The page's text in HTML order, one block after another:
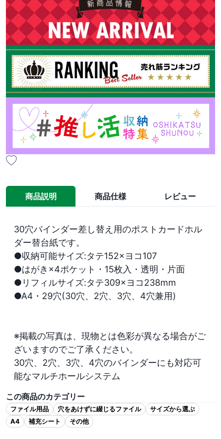
商品説明 商品仕様 レビュー
30穴バインダー差し替え用のポストカードホル
ダー替台紙です。
●収納可能サイズ:タテ152×ヨコ107
●はがき×4ポケット・15枚入・透明・片面
●リフィルサイズ:タテ309×ヨコ238mm
●A4・29穴(30穴、2穴、3穴、4穴兼用)
※掲載の写真は、現物とは色彩が異なる場合がご
ざいますのでご了承ください。
30穴、2穴、3穴、4穴のバインダーにも対応可
能なマルチホールシステム
この商品のカテゴリー
ファイル用品 穴をあけずに綴じるファイル
サイズから選ぶ
A4
補充シート その他